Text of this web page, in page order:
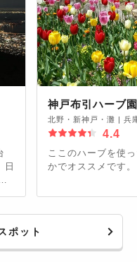
日
神戸布引ハーブ園
北野・新神戸・灘 | 兵
4.4
ここのハーブを使
かでオススメです。
ポット